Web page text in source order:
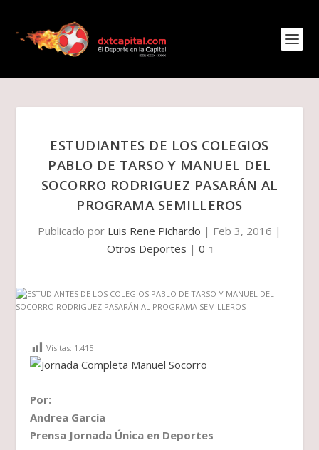
ESTUDIANTES DE LOS COLEGIOS
PABLO DE TARSO Y MANUEL DEL
SOCORRO RODRIGUEZ PASARÁN AL
PROGRAMA SEMILLEROS
Publicado por Luis Rene Pichardo | Feb 3, 2016 |
Otros Deportes | 0
Visitas: 1.415
Por:
Andrea García
Prensa Jornada Única en Deportes